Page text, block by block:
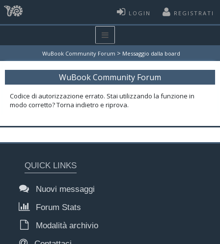
LOGIN REGISTRATI
WuBook Community Forum > Messaggio dalla board
WuBook Community Forum
Codice di autorizzazione errato. Stai utilizzando la funzione in
modo corretto? Torna indietro e riprova.
QUICK LINKS
Nuovi messaggi
Forum Stats
Modalità archivio